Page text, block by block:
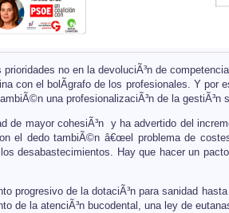
no en la devoluciÃ³n de
con el bolÃ­grafo de los profesionales. Y por
una profesionalizaciÃ³n de la gestiÃ³n
de mayor cohesiÃ³n y ha advertido del
el dedo tambiÃ©n â€œel problema de
desabastecimientos. Hay que hacer un
progresivo de la dotaciÃ³n para sanidad
de la atenciÃ³n bucodental, una ley de